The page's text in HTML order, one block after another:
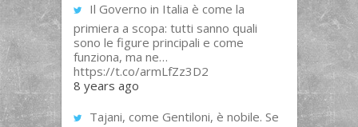
Il Governo in Italia è come la
primiera a scopa: tutti sanno quali
sono le figure principali e come
funziona, ma ne…
https://t.co/armLfZz3D2
8 years ago
Tajani, come Gentiloni, è nobile. Se